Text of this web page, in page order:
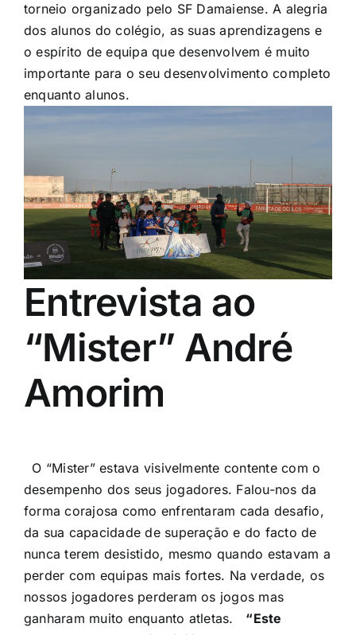
torneio organizado pelo SF Damaiense. A alegria
dos alunos do colégio, as suas aprendizagens e
o espírito de equipa que desenvolvem é muito
importante para o seu desenvolvimento completo
enquanto alunos.
Entrevista ao
“Mister” André
Amorim
O “Mister” estava visivelmente contente com o
desempenho dos seus jogadores. Falou-nos da
forma corajosa como enfrentaram cada desafio,
da sua capacidade de superação e do facto de
nunca terem desistido, mesmo quando estavam a
perder com equipas mais fortes. Na verdade, os
nossos jogadores perderam os jogos mas
ganharam muito enquanto atletas. “Este